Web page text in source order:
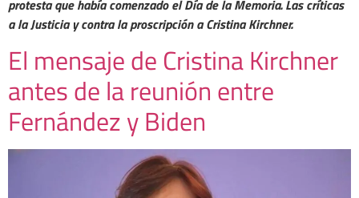
protesta que había comenzado el Día de la Memoria. Las críticas
a la Justicia y contra la proscripción a Cristina Kirchner.
El mensaje de Cristina Kirchner
antes de la reunión entre
Fernández y Biden